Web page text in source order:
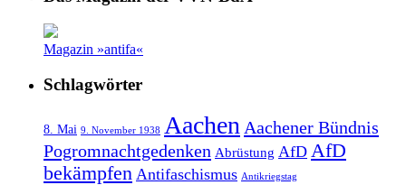
Magazin »antifa«
Schlagwörter
8. Mai 9. November 1938 Aachen Aachener Bündnis
Pogromnachtgedenken Abrüstung AfD AfD
bekämpfen Antifaschismus Antikriegstag